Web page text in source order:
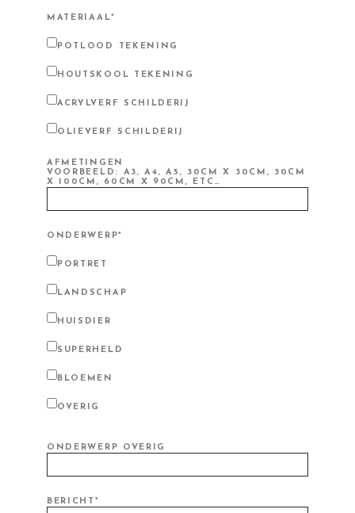
MATERIAAL*
POTLOOD TEKENING
HOUTSKOOL TEKENING
ACRYLVERF SCHILDERIJ
OLIEVERF SCHILDERIJ
AFMETINGEN
VOORBEELD: A3, A4, A5, 30CM X 30CM, 30CM
X 100CM, 60CM X 90CM, ETC…
ONDERWERP*
PORTRET
LANDSCHAP
HUISDIER
SUPERHELD
BLOEMEN
OVERIG
ONDERWERP OVERIG
BERICHT*